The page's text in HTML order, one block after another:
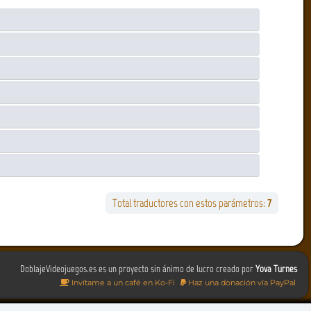
Total traductores con estos parámetros:7
DoblajeVideojuegos.es es un proyecto sin ánimo de lucro creado porYova Turnes
Invítame a un café en Ko-Fi Haz una donación vía PayPal